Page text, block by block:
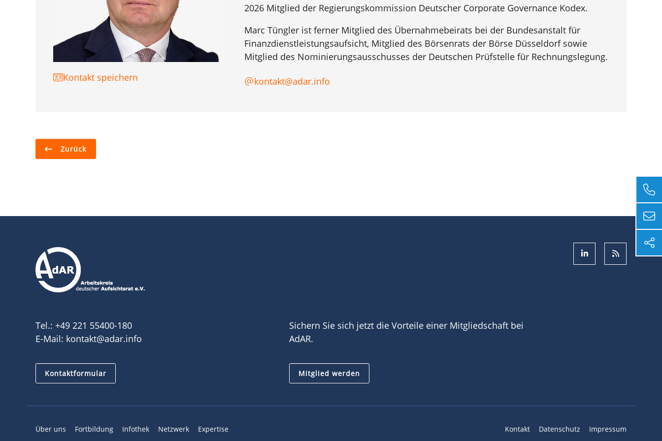
Kontakt speichern
2026 Mitglied der Regierungskommission Deutscher Corporate Governance Kodex.
Marc Tüngler ist ferner Mitglied des Übernahmebeirats bei der Bundesanstalt für
Finanzdienstleistungsaufsicht, Mitglied des Börsenrats der Börse Düsseldorf sowie
Mitglied des Nominierungsausschusses der Deutschen Prüfstelle für Rechnungslegung.
kontakt@adar.info
Zurück
Tel.: +49 221 55400-180
E-Mail: kontakt@adar.info
Kontaktformular
Sichern Sie sich jetzt die Vorteile einer Mitgliedschaft bei
AdAR.
Mitglied werden
Über uns Fortbildung Infothek Netzwerk Expertise Kontakt Datenschutz Impressum